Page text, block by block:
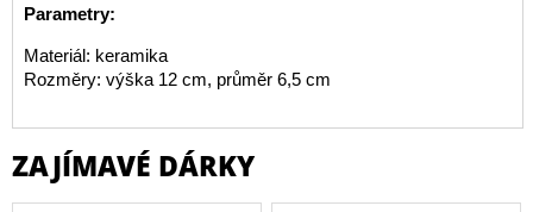
Parametry:
Materiál: keramika
Rozměry: výška 12 cm, průměr 6,5 cm
ZAJÍMAVÉ DÁRKY